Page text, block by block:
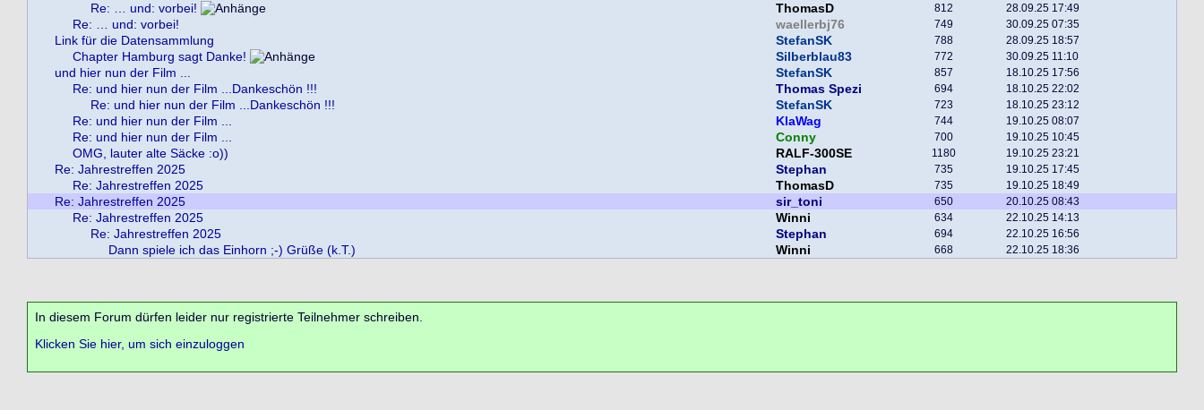
Re: … und: vorbei! ThomasD 812 28.09.25 17:49
Re: … und: vorbei! waellerbj76 749 30.09.25 07:35
Link für die Datensammlung StefanSK 788 28.09.25 18:57
Chapter Hamburg sagt Danke! Silberblau83 772 30.09.25 11:10
und hier nun der Film ... StefanSK 857 18.10.25 17:56
Re: und hier nun der Film ...Dankeschön !!! Thomas Spezi 694 18.10.25 22:02
Re: und hier nun der Film ...Dankeschön !!! StefanSK 723 18.10.25 23:12
Re: und hier nun der Film ... KlaWag 744 19.10.25 08:07
Re: und hier nun der Film ... Conny 700 19.10.25 10:45
OMG, lauter alte Säcke :o)) RALF-300SE 1180 19.10.25 23:21
Re: Jahrestreffen 2025 Stephan 735 19.10.25 17:45
Re: Jahrestreffen 2025 ThomasD 735 19.10.25 18:49
Re: Jahrestreffen 2025 sir_toni 650 20.10.25 08:43
Re: Jahrestreffen 2025 Winni 634 22.10.25 14:13
Re: Jahrestreffen 2025 Stephan 694 22.10.25 16:56
Dann spiele ich das Einhorn ;-) Grüße (k.T.) Winni 668 22.10.25 18:36
In diesem Forum dürfen leider nur registrierte Teilnehmer schreiben.
Klicken Sie hier, um sich einzuloggen